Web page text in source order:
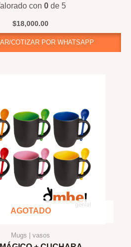
con0 de 5
$18,000.00
COTIZAR POR WHATSAPP
AGOTADO
Mugs | vasos